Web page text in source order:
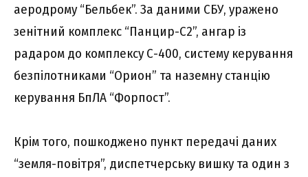
аеродрому “Бельбек”. За даними СБУ, уражено
зенітний комплекс “Панцир-С2”, ангар із
радаром до комплексу С-400, систему керування
безпілотниками “Орион” та наземну станцію
керування БпЛА “Форпост”.
Крім того, пошкоджено пункт передачі даних
“земля-повітря”, диспетчерську вишку та один з